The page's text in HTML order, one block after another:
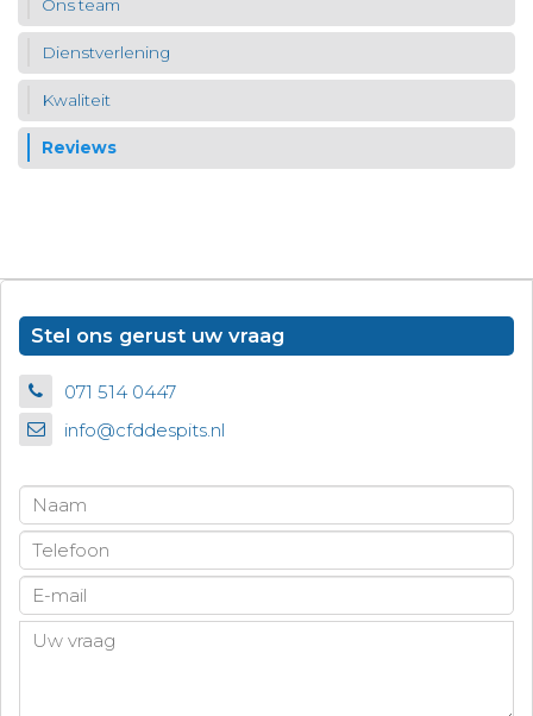
Ons team
Dienstverlening
Kwaliteit
Reviews
Stel ons gerust uw vraag
071 514 0447
info@cfddespits.nl